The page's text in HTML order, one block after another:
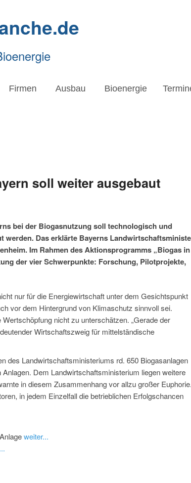
Firmen Ausbau Bioenergie
soll weiter ausgebaut
bei der Biogasnutzung soll technologisch und
werden. Das erklärte Bayerns
Im Rahmen des Aktionsprogramms „Biogas in
der vier Schwerpunkte: Forschung, Pilotprojekte,
nur für die Energiewirtschaft unter dem Gesichtspunkt
vor dem Hintergrund von Klimaschutz sinnvoll sei.
nicht zu unterschätzen. „Gerade der
Wirtschaftszweig für mittelständische
des Landwirtschaftsministeriums rd. 650 Biogasanlagen
Dem Landwirtschaftsministerium liegen weitere
in diesem Zusammenhang vor allzu großer Euphorie.
in jedem Einzelfall die betrieblichen Erfolgschancen
weiter...